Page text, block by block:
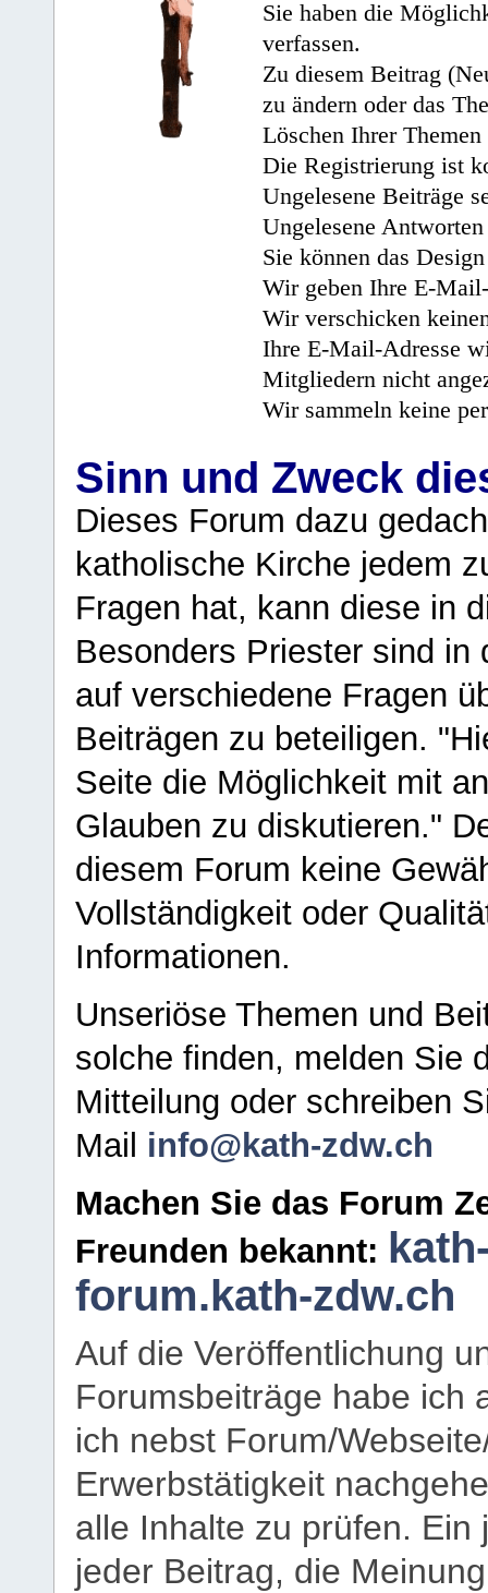
Sie haben die
verfassen.
Zu diesem Beitrag
zu ändern oder das
Löschen Ihrer
Die Registrierung ist
Ungelesene Beiträge
Ungelesene
Sie können das
Wir geben Ihre E-
Wir verschicken
Ihre E-Mail-Adresse
Mitgliedern nicht
Wir sammeln keine
Sinn und Zweck
Dieses Forum dazu
katholische Kirche jedem
Fragen hat, kann diese in
Besonders Priester sind in
auf verschiedene Fragen
Beiträgen zu beteiligen.
Seite die Möglichkeit mit
Glauben zu diskutieren."
diesem Forum keine
Vollständigkeit oder
Informationen.
Unseriöse Themen und
solche finden, melden Sie
Mitteilung oder schreiben
Mail info@kath-zdw.ch
Machen Sie das Forum
Freunden bekannt:
forum.kath-zdw.ch
Auf die Veröffentlichung
Forumsbeiträge habe ich
ich nebst Forum/
Erwerbstätigkeit
alle Inhalte zu prüfen.
jeder Beitrag, die